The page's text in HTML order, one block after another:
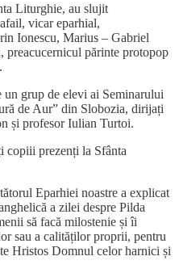
Liturghie, au slujit
vicar eparhial,
Ionescu, Marius – Gabriel
preacucernicul părinte protopop
grup de elevi ai Seminarului
de Aur” din Slobozia, dirijați
și profesor Iulian Turtoi.
copiii prezenți la Sfânta
Eparhiei noastre a explicat
a zilei despre Pilda
să facă milostenie și îi
sau a calităților proprii, pentru
Hristos Domnul celor harnici și